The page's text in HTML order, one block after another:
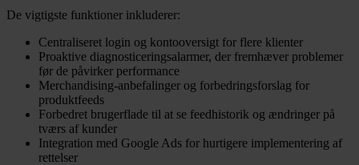
De vigtigste funktioner inkluderer:
Centraliseret login og kontooversigt for flere klienter
Proaktive diagnosticeringsalarmer, der fremhæver problemer
før de påvirker performance
Merchandising-anbefalinger og forbedringsforslag for
produktfeeds
Forbedret brugerflade til at se feedhistorik og ændringer på
tværs af kunder
Integration med Google Ads for hurtigere implementering af
rettelser